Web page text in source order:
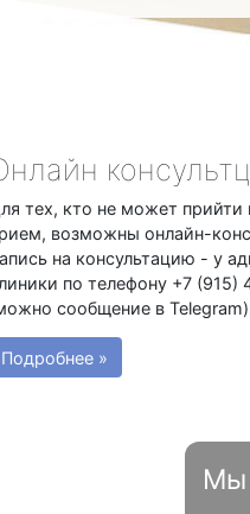
тех, кто не может прийти
возможны онлайн-
на консультацию - у
по телефону +7 (915)
сообщение в
Подробнее »
Мы